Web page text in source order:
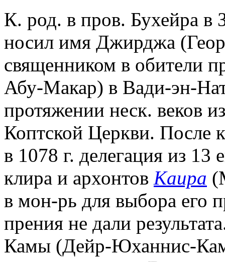
К. род. в пров. Бухейра в
носил имя Джирджа
священником в обители
Абу-Макар) в Вади-эн-
протяжении неск. веков
Коптской Церкви. После
в 1078 г. делегация из 13
клира и архонтов Каира
в мон-рь для выбора его
прения не дали
Камы (Дейр-Юханнис-